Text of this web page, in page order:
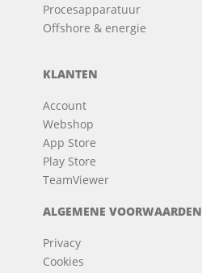
Procesapparatuur
Offshore & energie
KLANTEN
Account
Webshop
App Store
Play Store
TeamViewer
ALGEMENE VOORWAARDEN
Privacy
Cookies